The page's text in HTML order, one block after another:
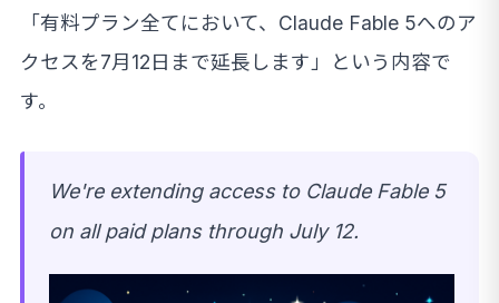
「有料プラン全てにおいて、Claude Fable 5へのア
クセスを7月12日まで延長します」という内容で
す。
We're extending access to Claude Fable 5
on all paid plans through July 12.